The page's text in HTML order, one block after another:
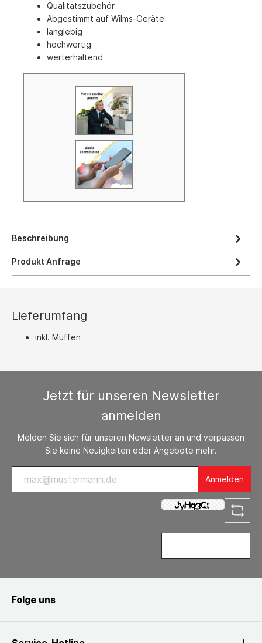
Qualitätszubehör
Abgestimmt auf Wilms-Geräte
langlebig
hochwertig
werterhaltend
Beschreibung
Produkt Anfrage
Lieferumfang
inkl. Muffen
Jetzt für unseren Newsletter
anmelden
Melden Sie sich für unseren Newsletter an und verpassen
Sie keine Neuigkeiten oder Angebote mehr.
Anmelden
Folge uns